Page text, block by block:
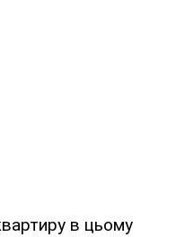
в цьому